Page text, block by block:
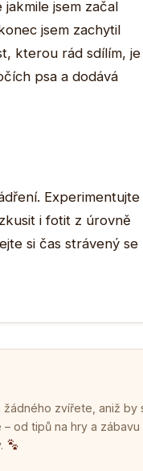
jsem začal
jsem zachytil
kterou rád sdílím, je
psa a dodává
Experimentujte
i fotit z úrovně
si čas strávený se
žádného zvířete, aniž by
od tipů na hry a zábavu